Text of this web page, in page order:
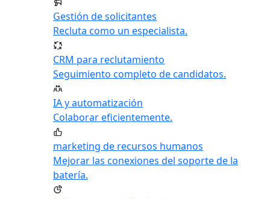
Gestión de solicitantes
Recluta como un especialista.
CRM para reclutamiento
Seguimiento completo de candidatos.
IA y automatización
Colaborar eficientemente.
marketing de recursos humanos
Mejorar las conexiones del soporte de la
batería.